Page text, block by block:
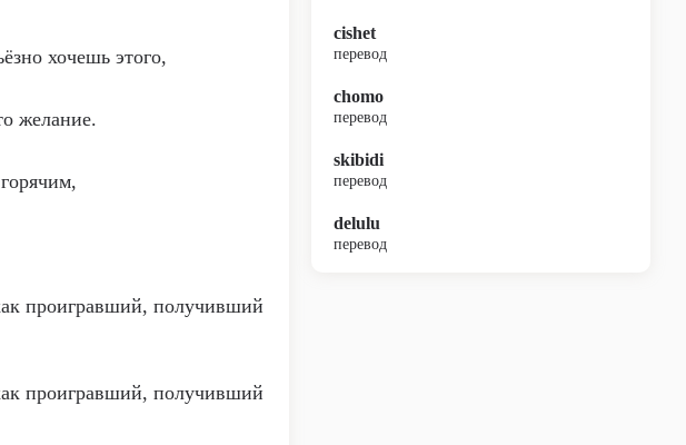
хочешь этого,
желание.
проигравший, получивший
проигравший, получивший
cishet
перевод
chomo
перевод
skibidi
перевод
delulu
перевод